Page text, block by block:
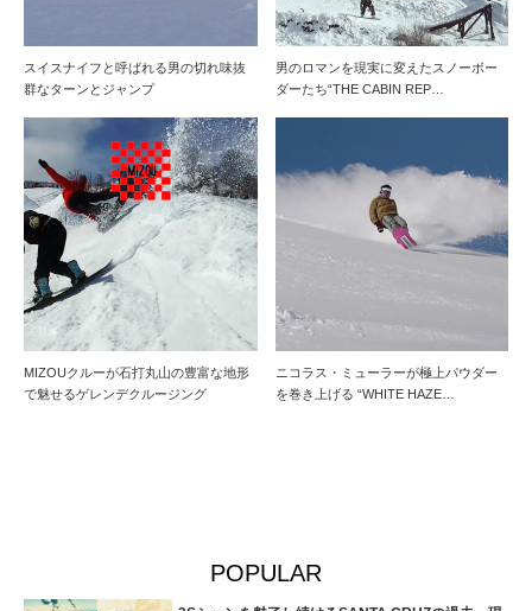
スイスナイフと呼ばれる男の切れ味抜
群なターンとジャンプ
男のロマンを現実に変えたスノーボー
ダーたち“THE CABIN REP…
MIZOUクルーが石打丸山の豊富な地形
で魅せるゲレンデクルージング
ニコラス・ミューラーが極上パウダー
を巻き上げる “WHITE HAZE…
POPULAR